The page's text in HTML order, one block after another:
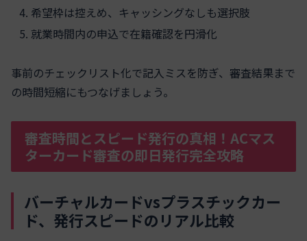
希望枠は控えめ、キャッシングなしも選択肢
就業時間内の申込で在籍確認を円滑化
事前のチェックリスト化で記入ミスを防ぎ、審査結果まで
の時間短縮にもつなげましょう。
審査時間とスピード発行の真相！ACマス
ターカード審査の即日発行完全攻略
バーチャルカードvsプラスチックカー
ド、発行スピードのリアル比較